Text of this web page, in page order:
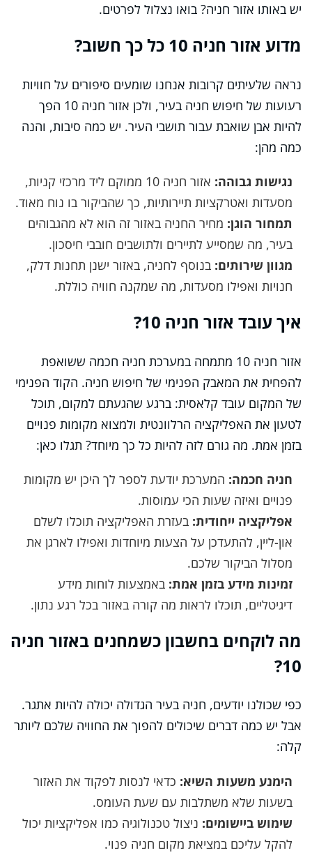
יש באותו אזור חניה? בואו נצלול לפרטים.
מדוע אזור חניה 10 כל כך חשוב?
נראה שלעיתים קרובות אנחנו שומעים סיפורים על חוויות
רעועות של חיפוש חניה בעיר, ולכן אזור חניה 10 הפך
להיות אבן שואבת עבור תושבי העיר. יש כמה סיבות, והנה
כמה מהן:
נגישות גבוהה:
אזור חניה 10 ממוקם ליד מרכזי קניות,
מסעדות ואטרקציות תיירותיות, כך שהביקור בו נוח מאוד.
תמחור הוגן: מחיר החניה באזור זה הוא לא מהגבוהים
בעיר, מה שמסייע לתיירים ולתושבים חובבי חיסכון.
מגוון שירותים: בנוסף לחניה, באזור ישנן תחנות דלק,
חנויות ואפילו מסעדות, מה שמקנה חוויה כוללת.
איך עובד אזור חניה 10?
אזור חניה 10 מתמחה במערכת חניה חכמה ששואפת
להפחית את המאבק הפנימי של חיפוש חניה. הקוד הפנימי
של המקום עובד קלאסית: ברגע שהגעתם למקום, תוכל
לטעון את האפליקציה הרלוונטית ולמצוא מקומות פנויים
בזמן אמת. מה גורם לזה להיות כל כך מיוחד? תגלו כאן:
חניה חכמה: המערכת יודעת לספר לך היכן יש מקומות
פנויים ואיזה שעות הכי עמוסות.
אפליקציה ייחודית: בעזרת האפליקציה תוכלו לשלם
און-ליין, להתעדכן על הצעות מיוחדות ואפילו לארגן את
מסלול הביקור שלכם.
זמינות מידע בזמן אמת: באמצעות לוחות מידע
דיגיטליים, תוכלו לראות מה קורה באזור בכל רגע נתון.
מה לוקחים בחשבון כשמחנים באזור חניה
10?
כפי שכולנו יודעים, חניה בעיר הגדולה יכולה להיות אתגר.
אבל יש כמה דברים שיכולים להפוך את החוויה שלכם ליותר
קלה:
הימנע משעות השיא: כדאי לנסות לפקוד את האזור
בשעות שלא משתלבות עם שעת העומס.
שימוש ביישומים: ניצול טכנולוגיה כמו אפליקציות יכול
להקל עליכם במציאת מקום חניה פנוי.